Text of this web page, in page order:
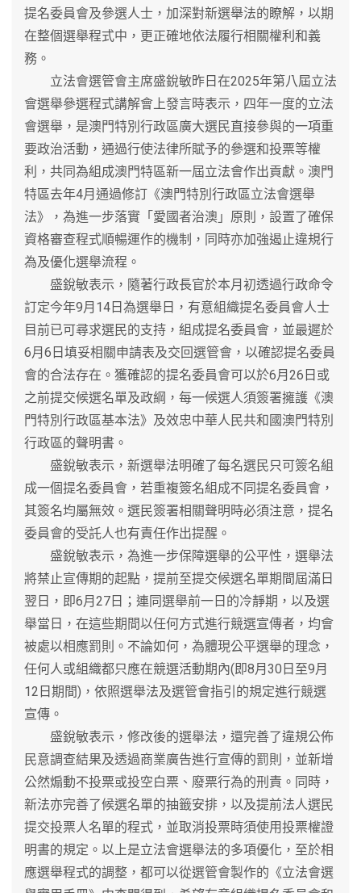
提名委員會及參選人士，加深對新選舉法的瞭解，以期
在整個選舉程式中，更正確地依法履行相關權利和義
務。
立法會選管會主席盛銳敏昨日在2025年第八屆立法
會選舉參選程式講解會上發言時表示，四年一度的立法
會選舉，是澳門特別行政區廣大選民直接參與的一項重
要政治活動，通過行使法律所賦予的參選和投票等權
利，共同為組成澳門特區新一屆立法會作出貢獻。澳門
特區去年4月通過修訂《澳門特別行政區立法會選舉
法》，為進一步落實「愛國者治澳」原則，設置了確保
資格審查程式順暢運作的機制，同時亦加強遏止違規行
為及優化選舉流程。
盛銳敏表示，隨著行政長官於本月初透過行政命令
訂定今年9月14日為選舉日，有意組織提名委員會人士
目前已可尋求選民的支持，組成提名委員會，並最遲於
6月6日填妥相關申請表及交回選管會，以確認提名委員
會的合法存在。獲確認的提名委員會可以於6月26日或
之前提交候選名單及政綱，每一候選人須簽署擁護《澳
門特別行政區基本法》及效忠中華人民共和國澳門特別
行政區的聲明書。
盛銳敏表示，新選舉法明確了每名選民只可簽名組
成一個提名委員會，若重複簽名組成不同提名委員會，
其簽名均屬無效。選民簽署相關聲明時必須注意，提名
委員會的受託人也有責任作出提醒。
盛銳敏表示，為進一步保障選舉的公平性，選舉法
將禁止宣傳期的起點，提前至提交候選名單期間屆滿日
翌日，即6月27日；連同選舉前一日的冷靜期，以及選
舉當日，在這些期間以任何方式進行競選宣傳者，均會
被處以相應罰則。不論如何，為體現公平選舉的理念，
任何人或組織都只應在競選活動期內(即8月30日至9月
12日期間)，依照選舉法及選管會指引的規定進行競選
宣傳。
盛銳敏表示，修改後的選舉法，還完善了違規公佈
民意調查結果及透過商業廣告進行宣傳的罰則，並新增
公然煽動不投票或投空白票、廢票行為的刑責。同時，
新法亦完善了候選名單的抽籤安排，以及提前法人選民
提交投票人名單的程式，並取消投票時須使用投票權證
明書的規定。以上是立法會選舉法的多項優化，至於相
應選舉程式的調整，都可以從選管會製作的《立法會選